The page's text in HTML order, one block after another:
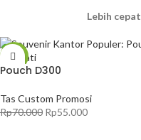
Lebih
Pouch D300
Tas Custom Promosi
Rp70.000 Rp55.000